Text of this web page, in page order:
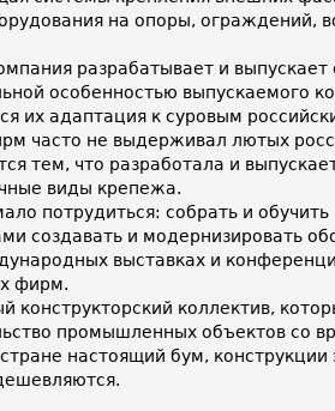
на опоры, ограждений,
разрабатывает и выпускает
особенностью выпускаемого
их адаптация к суровым
часто не выдерживал лютых
тем, что разработала и
виды крепежа.
потрудиться: собрать и обучить
создавать и модернизировать
выставках и
фирм.
конструкторский коллектив,
промышленных объектов со
настоящий бум, конструкции